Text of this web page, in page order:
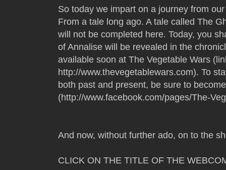
So today we impart on a journey from
From a tale long ago. A tale called The
will not be completed here. Today, you
of Annalise will be revealed in the
available soon at The Vegetable Wars
http://www.thevegetablewars.com). To
both past and present, be sure to
(http://www.facebook.com/pages/The-
And now, without further ado, on to the
CLICK ON THE TITLE OF THE